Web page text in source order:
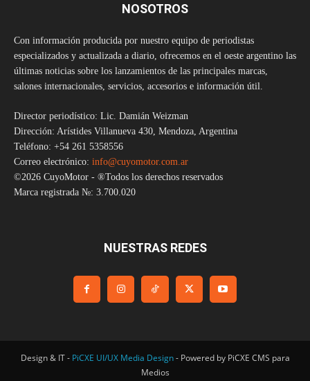
NOSOTROS
Con información producida por nuestro equipo de periodistas
especializados y actualizada a diario, ofrecemos en el oeste argentino las
últimas noticias sobre los lanzamientos de las principales marcas,
salones internacionales, servicios, accesorios e información útil.
Director periodístico: Lic. Damián Weizman
Dirección: Arístides Villanueva 430, Mendoza, Argentina
Teléfono: +54 261 5358556
Correo electrónico: info@cuyomotor.com.ar
©2026 CuyoMotor - ®Todos los derechos reservados
Marca registrada №: 3.700.020
NUESTRAS REDES
Design & IT - PiCXE UI/UX Media Design- Powered by PiCXE CMS para
Medios